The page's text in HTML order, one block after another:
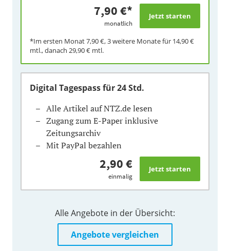
7,90 €*
monatlich
*Im ersten Monat7,90 €, 3 weitere Monate für 14,90 €
mtl., danach 29,90 € mtl.
Digital Tagespassfür 24 Std.
Alle Artikel auf NTZ.de lesen
Zugang zum E-Paper inklusive
Zeitungsarchiv
Mit PayPal bezahlen
2,90 €
einmalig
Alle Angebote in der Übersicht:
Angebote vergleichen